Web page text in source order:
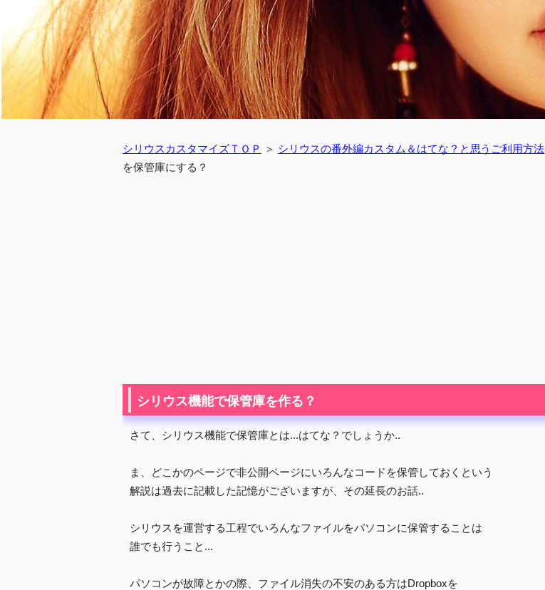
シリウスカスタマイズＴＯＰ ＞ シリウスの番外編カスタム＆はてな？と思うご利用方法
を保管庫にする？
シリウス機能で保管庫を作る？
さて、シリウス機能で保管庫とは...はてな？でしょうか..
ま、どこかのページで非公開ページにいろんなコードを保管しておくという
解説は過去に記載した記憶がございますが、その延長のお話..
シリウスを運営する工程でいろんなファイルをパソコンに保管することは
誰でも行うこと...
パソコンが故障とかの際、ファイル消失の不安のある方はDropboxを